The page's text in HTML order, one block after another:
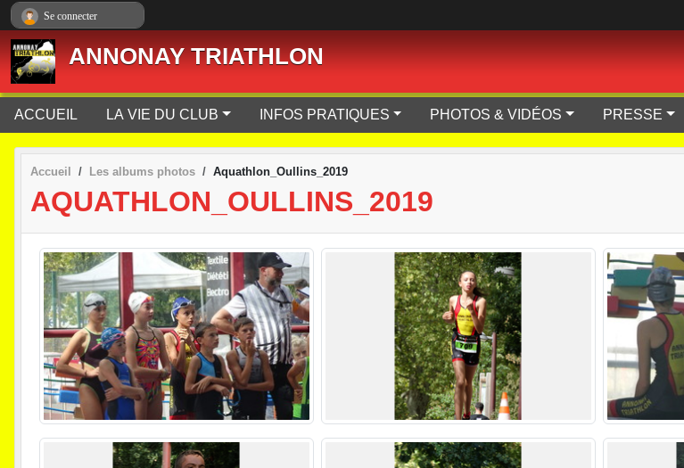
ANNONAY TRIATHLON
ACCUEIL LA VIE DU CLUB INFOS PRATIQUES PHOTOS & VIDÉOS PRESSE
Accueil Les albums photos Aquathlon_Oullins_2019
AQUATHLON_OULLINS_2019
Se connecter
Panneau de gestion des cookies